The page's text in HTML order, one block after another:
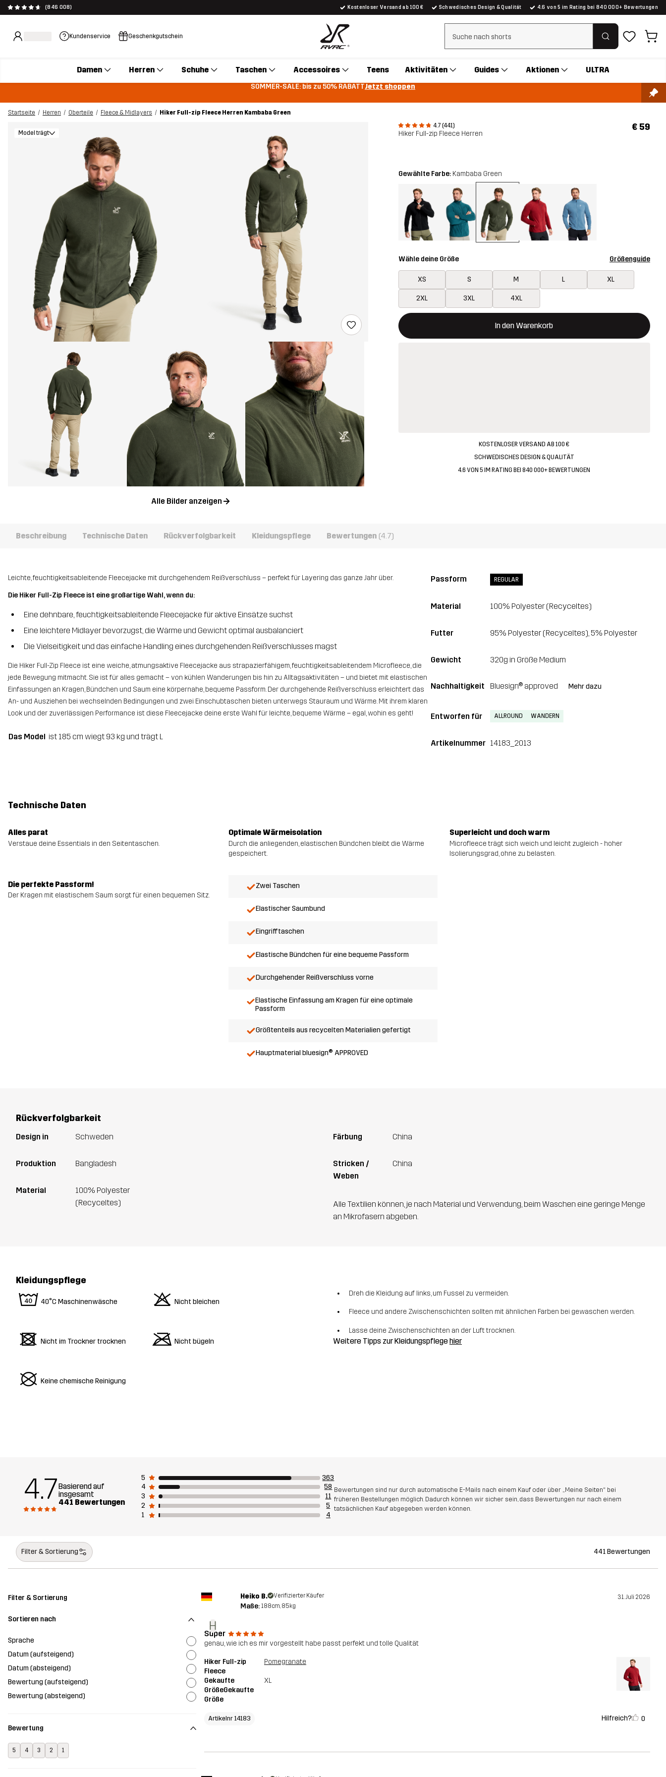
(846 008) Kostenloser Versand ab 100 € Schwedisches Design & Qualität 4.6 von 5 im Rating bei 840 000+ Bewertungen
Kundenservice Geschenkgutschein Suchfilter löschen
Damen Herren Schuhe Taschen Accessoires Teens Aktivitäten Guides Aktionen ULTRA
SOMMER-SALE: bis zu 50% RABATTJetzt shoppen
Startseite Herren Oberteile Fleece & Midlayers
Hiker Full-zip Fleece Herren Kambaba Green
4.7 (441)
Hiker Full-zip Fleece Herren
€ 59
Model trägt
Alle Bilder anzeigen
Gewählte Farbe: Kambaba Green
Wähle deine Größe Größenguide
XS S M L XL
2XL 3XL 4XL
In den Warenkorb
Dieser Button öffnet ein Fenster und legt den neuen Artikel in den Warenkorb.
{{size}} nicht verfügbar
KOSTENLOSER VERSAND AB 100 €
SCHWEDISCHES DESIGN & QUALITÄT
4.6 VON 5 IM RATING BEI 840 000+ BEWERTUNGEN
Beschreibung Technische Daten Rückverfolgbarkeit Kleidungspflege Bewertungen (4.7)
Leichte, feuchtigkeitsableitende Fleecejacke mit durchgehendem Reißverschluss – perfekt für Layering das ganze Jahr über.
Die Hiker Full-Zip Fleece ist eine großartige Wahl, wenn du:
Eine dehnbare, feuchtigkeitsableitende Fleecejacke für aktive Einsätze suchst
Eine leichtere Midlayer bevorzugst, die Wärme und Gewicht optimal ausbalanciert
Die Vielseitigkeit und das einfache Handling eines durchgehenden Reißverschlusses magst
Die Hiker Full-Zip Fleece ist eine weiche, atmungsaktive Fleecejacke aus strapazierfähigem, feuchtigkeitsableitendem Microfleece, die
jede Bewegung mitmacht. Sie ist für alles gemacht – von kühlen Wanderungen bis hin zu Alltagsaktivitäten – und bietet mit elastischen
Einfassungen an Kragen, Bündchen und Saum eine körpernahe, bequeme Passform. Der durchgehende Reißverschluss erleichtert das
An- und Ausziehen bei wechselnden Bedingungen und zwei Einschubtaschen bieten unterwegs Stauraum und Wärme. Mit ihrem klaren
Look und der zuverlässigen Performance ist diese Fleecejacke deine erste Wahl für leichte, bequeme Wärme – egal, wohin es geht!
Das Model ist 185 cm wiegt 93 kg und trägt L
Passform REGULAR
Material 100% Polyester (Recyceltes)
Futter 95% Polyester (Recyceltes), 5% Polyester
Gewicht 320g in Größe Medium
Nachhaltigkeit Bluesign® approved Mehr dazu
Entworfen für ALLROUND WANDERN
Artikelnummer 14183_2013
Technische Daten
Alles parat
Verstaue deine Essentials in den Seitentaschen.
Optimale Wärmeisolation
Durch die anliegenden, elastischen Bündchen bleibt die Wärme
gespeichert.
Superleicht und doch warm
Microfleece trägt sich weich und leicht zugleich - hoher
Isolierungsgrad, ohne zu belasten.
Die perfekte Passform!
Der Kragen mit elastischem Saum sorgt für einen bequemen Sitz.
Zwei Taschen
Elastischer Saumbund
Eingrifftaschen
Elastische Bündchen für eine bequeme Passform
Durchgehender Reißverschluss vorne
Elastische Einfassung am Kragen für eine optimale
Passform
Größtenteils aus recycelten Materialien gefertigt
Hauptmaterial bluesign® APPROVED
Rückverfolgbarkeit
Design in Schweden
Produktion Bangladesh
Material
100% Polyester
(Recyceltes)
Färbung China
Stricken /
Weben
China
Alle Textilien können, je nach Material und Verwendung, beim Waschen eine geringe Menge
an Mikrofasern abgeben.
Kleidungspflege
8 40°C Maschinenwäsche o Nicht bleichen
d Nicht im Trockner trocknen m Nicht bügeln
U Keine chemische Reinigung
Dreh die Kleidung auf links, um Fussel zu vermeiden.
Fleece und andere Zwischenschichten sollten mit ähnlichen Farben bei gewaschen werden.
Lasse deine Zwischenschichten an der Luft trocknen.
Weitere Tipps zur Kleidungspflegehier
4.7Basierend auf
insgesamt
441 Bewertungen
5
363
4
58
3
11
2
5
1
4
Bewertungen sind nur durch automatische E-Mails nach einem Kauf oder über „Meine Seiten“ bei
früheren Bestellungen möglich. Dadurch können wir sicher sein, dass Bewertungen nur nach einem
tatsächlichen Kauf abgegeben werden können.
Filter & Sortierung 441 Bewertungen
Filter & Sortierung
Sortieren nach
Sprache
Datum (aufsteigend)
Datum (absteigend)
Bewertung (aufsteigend)
Bewertung (absteigend)
Bewertung
5 4 3 2 1
H
Heiko B. Verifizierter Käufer 31. Juli 2026
Maße: 188cm, 85kg
Super
genau, wie ich es mir vorgestellt habe passt perfekt und tolle Qualität
Hiker Full-zip
Fleece
Pomegranate
Gekaufte
GrößeGekaufte
Größe
XL
Artikelnr 14183 Hilfreich? 0